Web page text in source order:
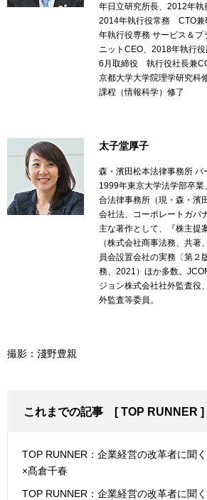
年日立研究所長、2012年
2014年執行役常務 CTO兼
年執行役専務 サービス＆プ
ニットCEO、2018年執行
6月取締役 執行役社長兼
京都大学大学院理学研究科
課程（情報科学）修了
太子堂厚子
森・濱田松本法律事務所
1999年東京大学法学部卒
合法律事務所（現・森・濱
会社法、コーポレートガバ
主な著作として、『株主提
（株式会社商事法務、共
員会設置会社の実務〔第２
務、2021）ほか多数。
ジョン株式会社社外監査役
外監査等委員。
撮影：淺野豊親
これまでの記事 [TOP RUNNER ]
TOP RUNNER：企業経営の改革者に聞
×髙倉千春
TOP RUNNER：企業経営の改革者に聞